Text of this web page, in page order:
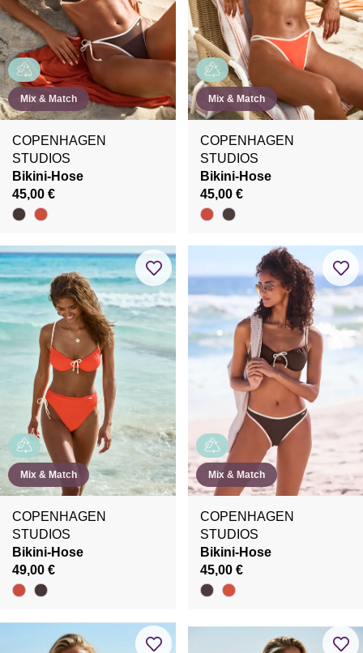
Mix & Match
COPENHAGEN
STUDIOS
Bikini-Hose
45,00 €
Mix & Match
COPENHAGEN
STUDIOS
Bikini-Hose
45,00 €
Mix & Match
COPENHAGEN
STUDIOS
Bikini-Hose
49,00 €
Mix & Match
COPENHAGEN
STUDIOS
Bikini-Hose
45,00 €